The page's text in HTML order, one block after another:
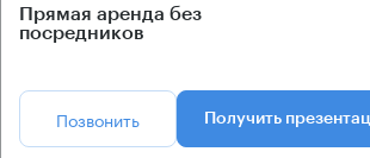
Прямая аренда без
посредников
Позвонить Получить